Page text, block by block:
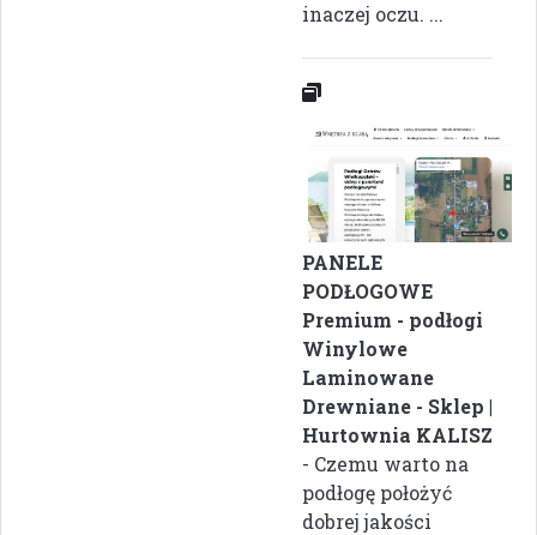
inaczej oczu. ...
PANELE
PODŁOGOWE
Premium - podłogi
Winylowe
Laminowane
Drewniane - Sklep |
Hurtownia KALISZ
- Czemu warto na
podłogę położyć
dobrej jakości